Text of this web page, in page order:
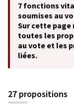
7 fonctions
soumises au
Sur cette page
toutes les
au vote et les
liées.
27 propositions